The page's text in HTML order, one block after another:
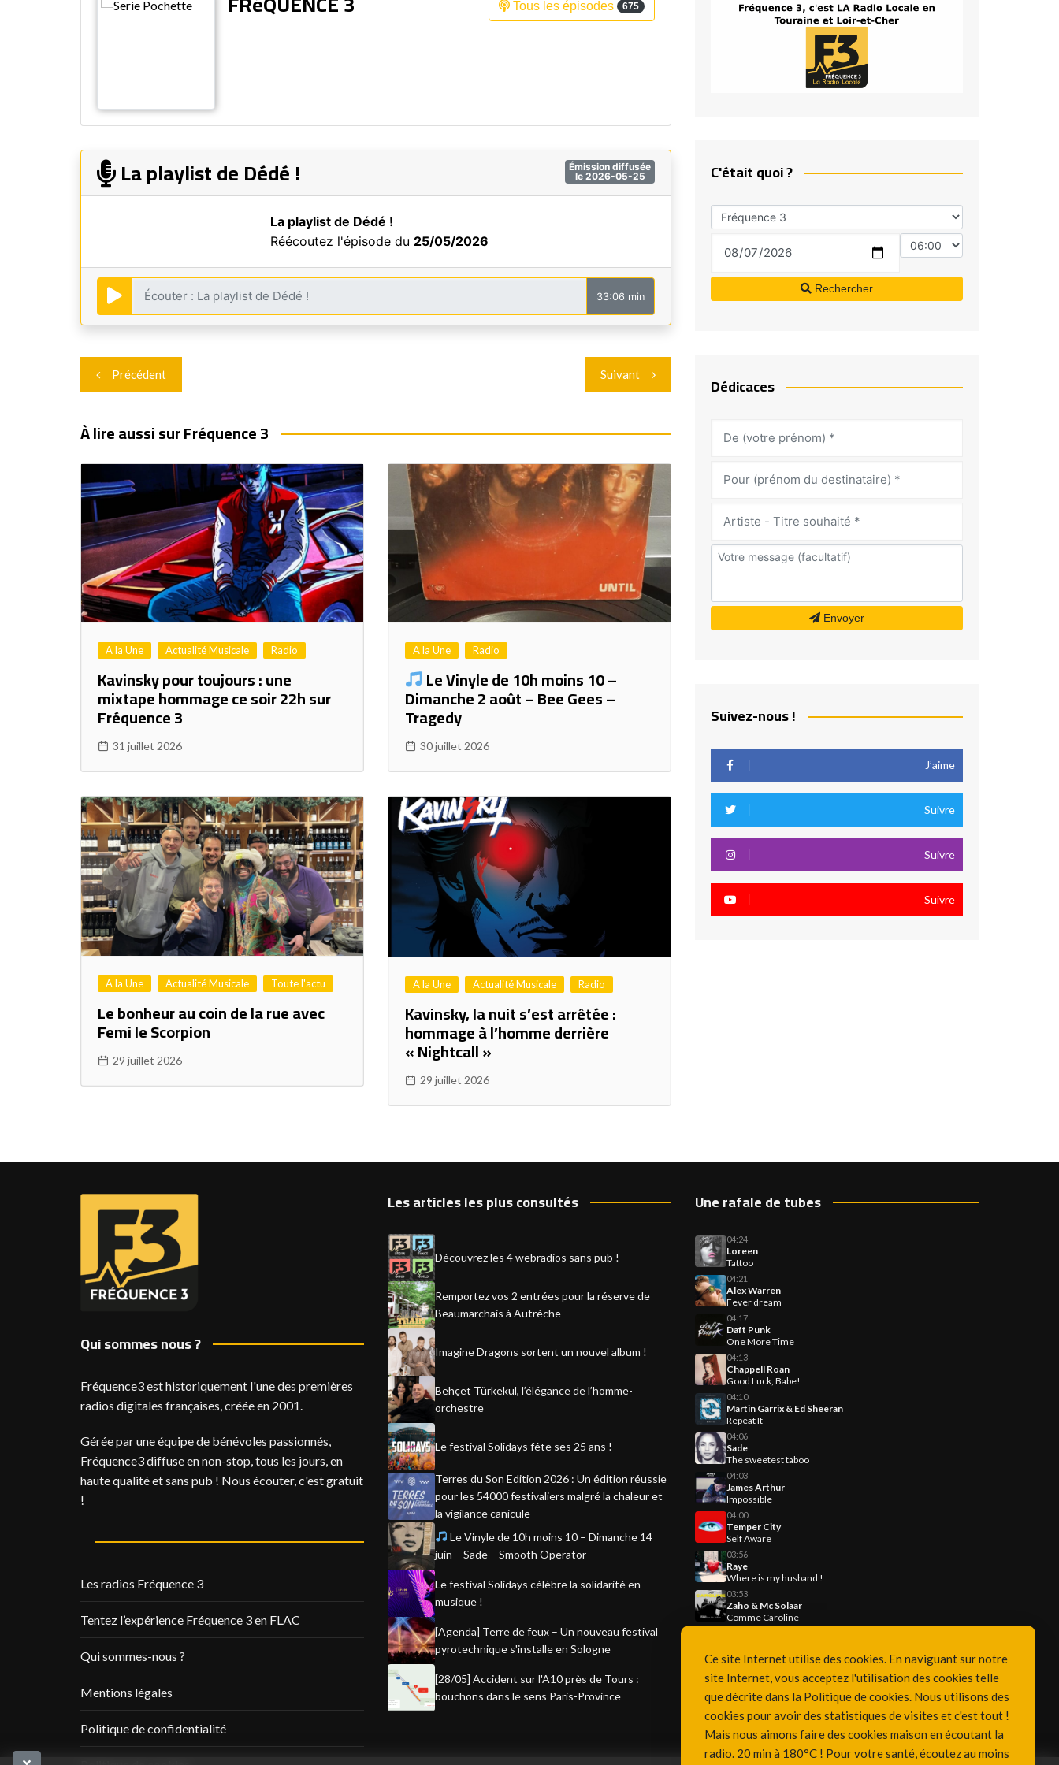
Fréquence 3 Urban
Tous les épisodes 675
Émission diffusée
le 2026-05-25
La playlist de Dédé !
La playlist de Dédé !
Réécoutez l'épisode du 25/05/2026
33:06 min
Navigation
de
l’article
Précédent Suivant
À lire aussi sur Fréquence 3
A la Une Actualité Musicale Radio
Kavinsky pour toujours : une
mixtape hommage ce soir 22h sur
Fréquence 3
31 juillet 2026
A la Une Radio
Le Vinyle de 10h moins 10 –
Dimanche 2 août – Bee Gees –
Tragedy
30 juillet 2026
A la Une Actualité Musicale Toute l'actu
Le bonheur au coin de la rue avec
Femi le Scorpion
29 juillet 2026
A la Une Actualité Musicale Radio
Kavinsky, la nuit s’est arrêtée :
hommage à l’homme derrière
« Nightcall »
29 juillet 2026
C'était quoi ?
Rechercher
Dédicaces
Envoyer
Suivez-nous !
J’aime
Suivre
Suivre
Suivre
Qui sommes nous ?
Fréquence3 est historiquement l'une des premières
radios digitales françaises, créée en 2001.
Gérée par une équipe de bénévoles passionnés,
Fréquence3 diffuse en non-stop, tous les jours, en
haute qualité et sans pub ! Nous écouter, c'est gratuit
!
Les radios Fréquence 3
Tentez l’expérience Fréquence 3 en FLAC
Qui sommes-nous ?
Mentions légales
Politique de confidentialité
Les articles les plus consultés
Découvrez les 4 webradios sans pub !
Remportez vos 2 entrées pour la réserve de
Beaumarchais à Autrèche
Imagine Dragons sortent un nouvel album !
Behçet Türkekul, l’élégance de l’homme-
orchestre
Le festival Solidays fête ses 25 ans !
Terres du Son Edition 2026 : Un édition réussie
pour les 54000 festivaliers malgré la chaleur et
la vigilance canicule
Le Vinyle de 10h moins 10 – Dimanche 14
juin – Sade – Smooth Operator
Le festival Solidays célèbre la solidarité en
musique !
[Agenda] Terre de feux – Un nouveau festival
pyrotechnique s'installe en Sologne
[28/05] Accident sur l'A10 près de Tours :
bouchons dans le sens Paris-Province
Une rafale de tubes
04:24
Loreen
Tattoo
04:21
Alex Warren
Fever dream
04:17
Daft Punk
One More Time
04:13
Chappell Roan
Good Luck, Babe!
04:10
Martin Garrix & Ed Sheeran
Repeat It
04:06
Sade
The sweetest taboo
04:03
James Arthur
Impossible
04:00
Temper City
Self Aware
03:56
Raye
Where is my husband !
03:53
Zaho & Mc Solaar
Comme Caroline
Ce site Internet utilise des cookies. En naviguant sur notre
site Internet, vous acceptez l'utilisation des cookies telle
que décrite dans la Politique de cookies. Nous utilisons des
cookies pour avoir des statistiques de visites et c'est tout !
Mais nous aimons faire des cookies maison en écoutant la
radio. 20 min à 180°C ! Pour votre santé, écoutez au moins